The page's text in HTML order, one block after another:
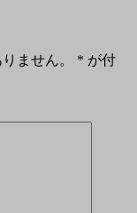
ません。 * が付